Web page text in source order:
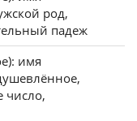
род,
падеж
имя
число,